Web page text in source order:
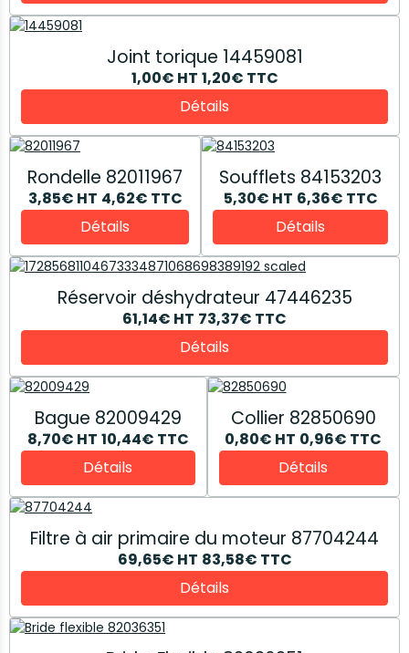
Joint torique 14459081
1,00€ HT 1,20€ TTC
Détails
Rondelle 82011967
3,85€ HT 4,62€ TTC
Détails
Soufflets 84153203
5,30€ HT 6,36€ TTC
Détails
Réservoir déshydrateur 47446235
61,14€ HT 73,37€ TTC
Détails
Bague 82009429
8,70€ HT 10,44€ TTC
Détails
Collier 82850690
0,80€ HT 0,96€ TTC
Détails
Filtre à air primaire du moteur 87704244
69,65€ HT 83,58€ TTC
Détails